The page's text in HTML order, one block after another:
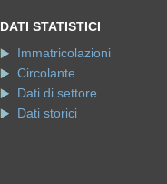
DATI STATISTICI
Immatricolazioni
Circolante
Dati di settore
Dati storici